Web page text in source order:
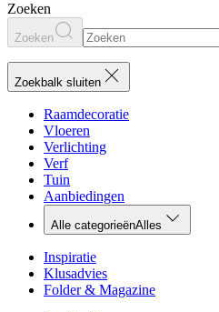
Zoeken
Zoeken
Zoekbalk sluiten
Raamdecoratie
Vloeren
Verlichting
Verf
Tuin
Aanbiedingen
Alle categorieënAlles
Inspiratie
Klusadvies
Folder & Magazine